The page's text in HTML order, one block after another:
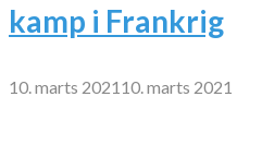
kamp i Frankrig
10. marts 2021 10. marts 2021